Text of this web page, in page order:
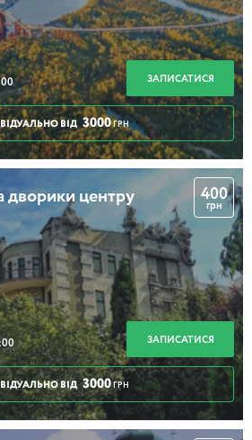
і історії
Світлани Бучко - під келих
ЗАПИСАТИСЯ
ВІД 3000 ГРН
дворики центру 400
грн
ЗАПИСАТИСЯ
ВІД 3000 ГРН